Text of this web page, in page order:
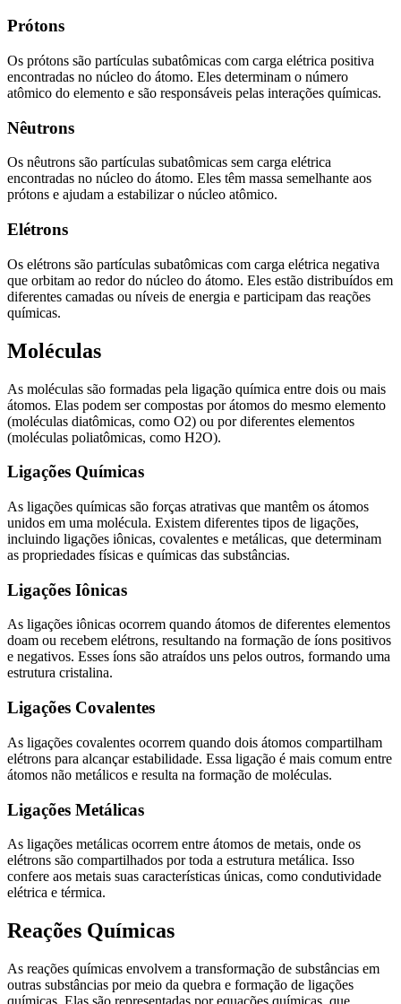
Prótons
Os prótons são partículas subatômicas com carga elétrica positiva
encontradas no núcleo do átomo. Eles determinam o número
atômico do elemento e são responsáveis pelas interações químicas.
Nêutrons
Os nêutrons são partículas subatômicas sem carga elétrica
encontradas no núcleo do átomo. Eles têm massa semelhante aos
prótons e ajudam a estabilizar o núcleo atômico.
Elétrons
Os elétrons são partículas subatômicas com carga elétrica negativa
que orbitam ao redor do núcleo do átomo. Eles estão distribuídos em
diferentes camadas ou níveis de energia e participam das reações
químicas.
Moléculas
As moléculas são formadas pela ligação química entre dois ou mais
átomos. Elas podem ser compostas por átomos do mesmo elemento
(moléculas diatômicas, como O2) ou por diferentes elementos
(moléculas poliatômicas, como H2O).
Ligações Químicas
As ligações químicas são forças atrativas que mantêm os átomos
unidos em uma molécula. Existem diferentes tipos de ligações,
incluindo ligações iônicas, covalentes e metálicas, que determinam
as propriedades físicas e químicas das substâncias.
Ligações Iônicas
As ligações iônicas ocorrem quando átomos de diferentes elementos
doam ou recebem elétrons, resultando na formação de íons positivos
e negativos. Esses íons são atraídos uns pelos outros, formando uma
estrutura cristalina.
Ligações Covalentes
As ligações covalentes ocorrem quando dois átomos compartilham
elétrons para alcançar estabilidade. Essa ligação é mais comum entre
átomos não metálicos e resulta na formação de moléculas.
Ligações Metálicas
As ligações metálicas ocorrem entre átomos de metais, onde os
elétrons são compartilhados por toda a estrutura metálica. Isso
confere aos metais suas características únicas, como condutividade
elétrica e térmica.
Reações Químicas
As reações químicas envolvem a transformação de substâncias em
outras substâncias por meio da quebra e formação de ligações
químicas. Elas são representadas por equações químicas, que